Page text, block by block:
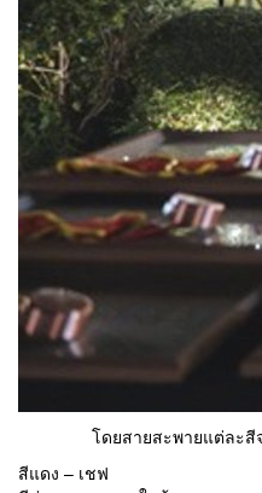
โดยสายสะพายแต่ละ
สีแดง – เชฟ